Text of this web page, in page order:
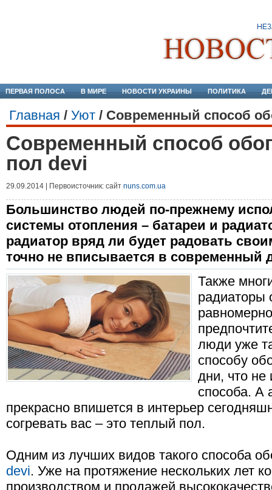
ПЕРВАЯ ПОЛОСА В МИРЕ НОВОСТИ УКРАИНЫ ПОЛИТИКА
Главная / Уют / Современный способ
Современный способ
пол devi
29.09.2014 | Первоисточник: сайт nuns.com.ua
Большинство людей по-прежнему
системы отопления – батареи и
радиатор вряд ли будет радовать
точно не вписывается в современный
Также
радиаторы
люди уже
способу
дни, что не
способа. А
прекрасно впишется в интерьер
согревать вас – это теплый пол.
Одним из лучших видов такого способа
devi. Уже на протяжение нескольких лет
производством и продажей